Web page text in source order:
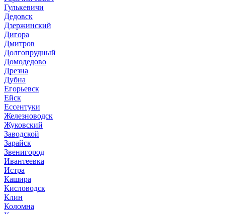
Гулькевичи
Дедовск
Дзержинский
Дигора
Дмитров
Долгопрудный
Домодедово
Дрезна
Дубна
Егорьевск
Ейск
Ессентуки
Железноводск
Жуковский
Заводской
Зарайск
Звенигород
Ивантеевка
Истра
Кашира
Кисловодск
Клин
Коломна